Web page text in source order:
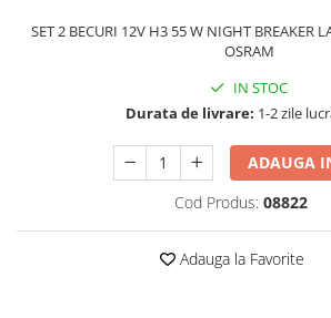
Accesorii Interior Auto
Huse Scaune Auto
Tavite Portbagaj Dedicate
Covorase Auto/ Presuri Auto
Seturi Interior
Accesorii Siguranta Auto
SET 2 BECURI 12V H3 55 W NIGHT BREAKER
OSRAM
IN STOC
Durata de livrare: 1-2 zile
ADAUGA
Cod Produs: 08822
Adauga la Favorite